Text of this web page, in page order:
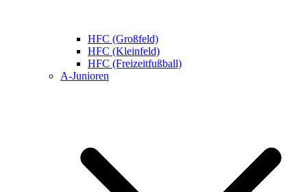
HFC (Großfeld)
HFC (Kleinfeld)
HFC (Freizeitfußball)
A-Junioren